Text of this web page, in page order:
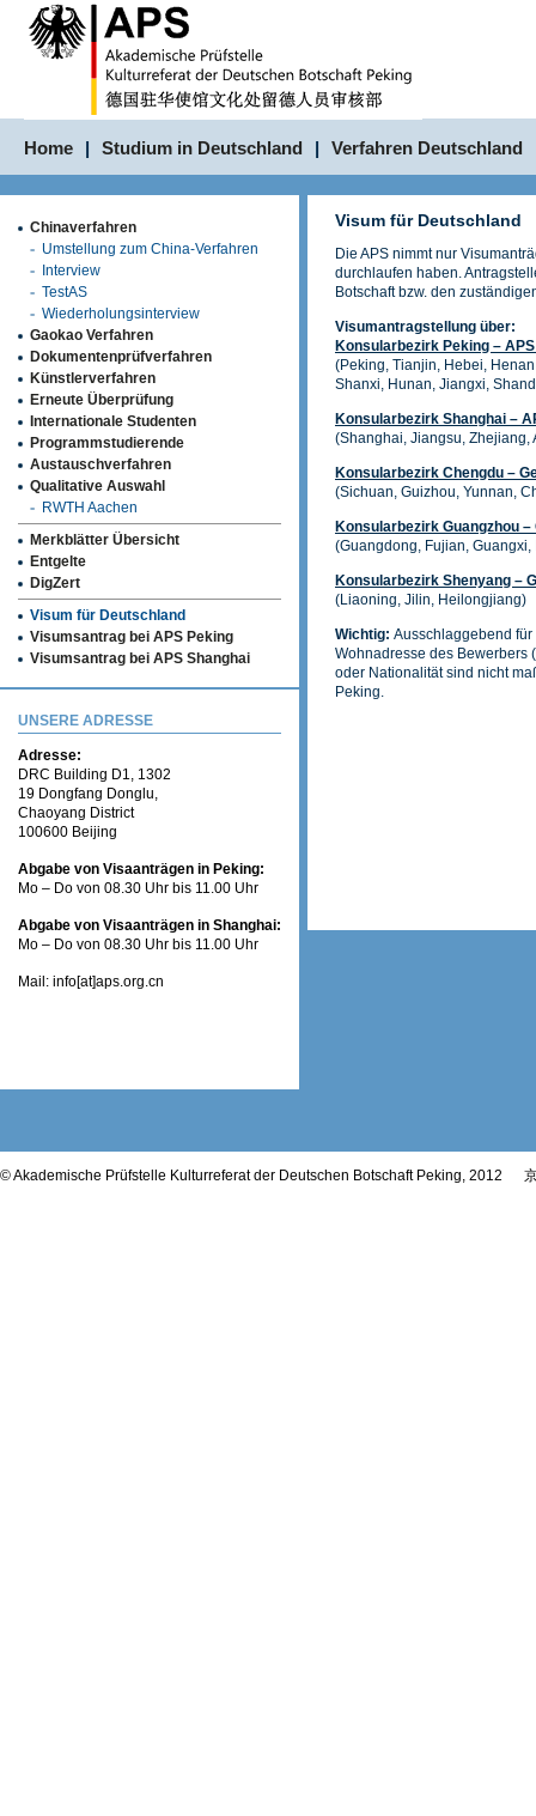
Home | Studium in Deutschland | Verfahren Deutschland
Chinaverfahren
Umstellung zum China-Verfahren
Interview
TestAS
Wiederholungsinterview
Gaokao Verfahren
Dokumentenprüfverfahren
Künstlerverfahren
Erneute Überprüfung
Internationale Studenten
Programmstudierende
Austauschverfahren
Qualitative Auswahl
RWTH Aachen
Merkblätter Übersicht
Entgelte
DigZert
Visum für Deutschland
Visumsantrag bei APS Peking
Visumsantrag bei APS Shanghai
UNSERE ADRESSE
Adresse:
DRC Building D1, 1302
19 Dongfang Donglu,
Chaoyang District
100600 Beijing
Abgabe von Visaanträgen in Peking:
Mo – Do von 08.30 Uhr bis 11.00 Uhr
Abgabe von Visaanträgen in Shanghai:
Mo – Do von 08.30 Uhr bis 11.00 Uhr
Mail: info[at]aps.org.cn
Visum für Deutschland
Die APS nimmt nur
durchlaufen haben.
Botschaft bzw. den
Visumantragstellung über:
Konsularbezirk Peking –
(Peking, Tianjin, Hebei,
Shanxi, Hunan, Jiangxi,
Konsularbezirk Shanghai –
(Shanghai, Jiangsu, Zhejiang,
Konsularbezirk Chengdu –
(Sichuan, Guizhou, Yunnan,
Konsularbezirk Guangzhou
(Guangdong, Fujian, Guangxi,
Konsularbezirk Shenyang –
(Liaoning, Jilin, Heilongjiang)
Wichtig: Ausschlaggebend
Wohnadresse des Bewerbers
oder Nationalität sind nicht
Peking.
© Akademische Prüfstelle Kulturreferat der Deutschen Botschaft Peking, 2012